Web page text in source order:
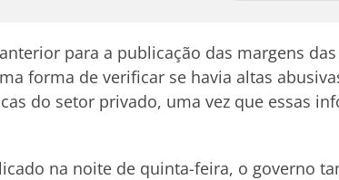
para a publicação das margens
forma de verificar se havia altas
do setor privado, uma vez que essas
na noite de quinta-feira, o governo